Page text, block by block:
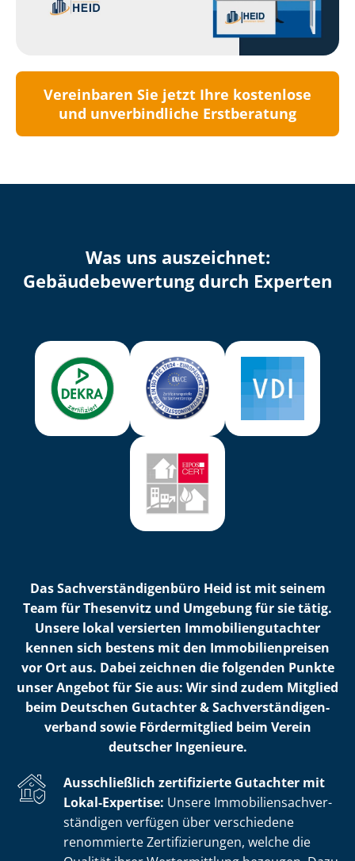
Vereinbaren Sie jetzt Ihre kostenlose
und unverbindliche Erstberatung
Was uns auszeichnet:
Ge­bäu­de­be­wer­tung durch Experten
Das Sach­ver­stän­di­gen­bü­ro Heid ist mit seinem
Team für Thesenvitz und Umgebung für sie tätig.
Unsere lokal versierten Im­mo­bi­li­en­gut­ach­ter
kennen sich bestens mit den Im­mo­bi­li­en­prei­sen
vor Ort aus. Dabei zeichnen die folgenden Punkte
unser Angebot für Sie aus: Wir sind zudem Mitglied
beim Deutschen Gutachter & Sach­ver­stän­di­gen­
ver­band sowie Fördermitglied beim Verein
deutscher Ingenieure.
Ausschließlich zertifizierte Gutachter mit
Lokal-Expertise: Unsere Im­mo­bi­li­en­sach­ver­
stän­di­gen verfügen über verschiedene
renommierte Zer­ti­fi­zie­run­gen, welche die